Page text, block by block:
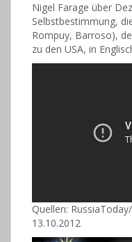
Nigel Farage über
Selbstbestimmung,
Rompuy, Barroso),
zu den USA, in
Quellen:
13.10.2012